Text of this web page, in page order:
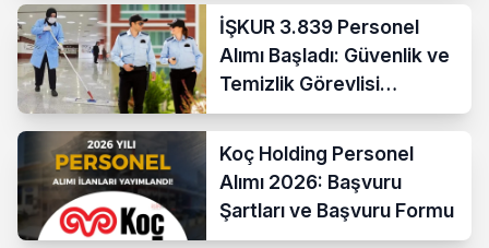
İŞKUR 3.839 Personel
Alımı Başladı: Güvenlik ve
Temizlik Görevlisi
Başvuru Şartları
Koç Holding Personel
Alımı 2026: Başvuru
Şartları ve Başvuru Formu